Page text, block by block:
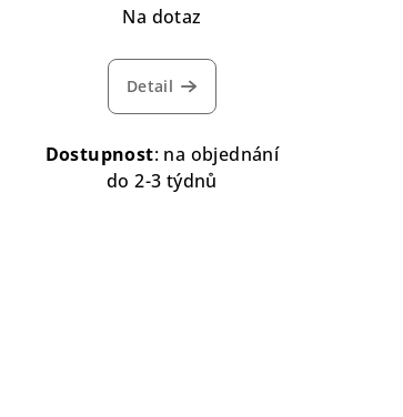
Na dotaz
Detail
Dostupnost: na objednání
do 2-3 týdnů